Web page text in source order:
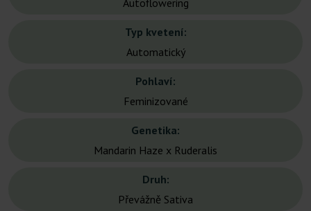
Autoflowering
Typ kvetení:
Automatický
Pohlaví:
Feminizované
Genetika:
Mandarin Haze x Ruderalis
Druh:
Převážně Sativa